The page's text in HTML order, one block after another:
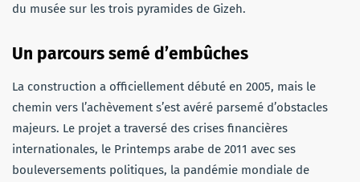
du musée sur les trois pyramides de Gizeh.
Un parcours semé d’embûches
La construction a officiellement débuté en 2005, mais le
chemin vers l’achèvement s’est avéré parsemé d’obstacles
majeurs. Le projet a traversé des crises financières
internationales, le Printemps arabe de 2011 avec ses
bouleversements politiques, la pandémie mondiale de